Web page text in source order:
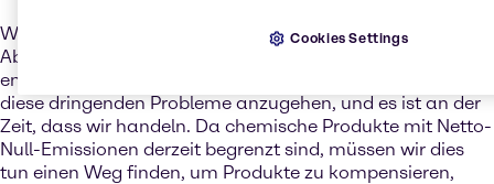
Weitere Maßnahmen sind erforderlich, um das Pariser
Abkommen zu erfüllen. Bei Brenntag sind wir
entschlossen, über unsere Bilanz hinaus zu schauen und
diese dringenden Probleme anzugehen, und es ist an der
Zeit, dass wir handeln. Da chemische Produkte mit Netto-
Null-Emissionen derzeit begrenzt sind, müssen wir dies
tun einen Weg finden, um Produkte zu kompensieren,
Cookies Settings